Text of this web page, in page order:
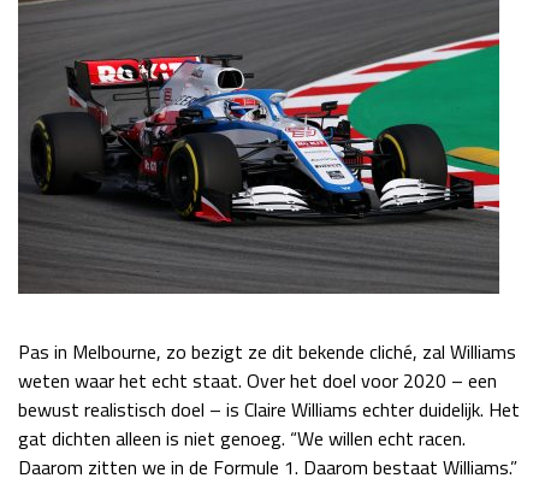
Pas in Melbourne, zo bezigt ze dit bekende cliché, zal Williams
weten waar het echt staat. Over het doel voor 2020 – een
bewust realistisch doel – is Claire Williams echter duidelijk. Het
gat dichten alleen is niet genoeg. “We willen echt racen.
Daarom zitten we in de Formule 1. Daarom bestaat Williams.”